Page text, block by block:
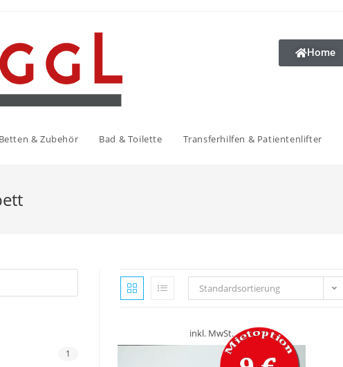
Home
Betten & Zubehör Bad & Toilette Transferhilfen & Patientenlifter
1
Standardsortierung
inkl. MwSt.